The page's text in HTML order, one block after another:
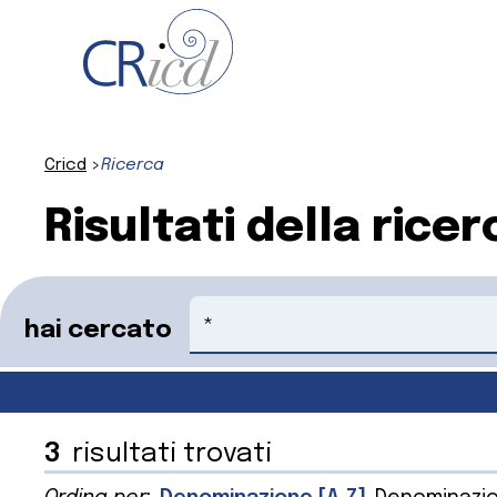
Cricd Ricerca
Risultati della
hai cercato
Cerca
3 risultati trovati